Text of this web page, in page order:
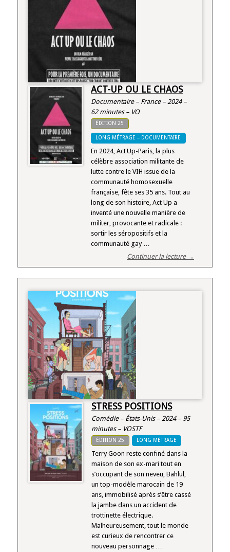
ACT-UP OU LE CHAOS
Documentaire – France – 2024 –
62 minutes – VO
ÉDITION 25
LONG MÉTRAGE – DOCUMENTAIRE
En 2024, Act Up-Paris, la plus
célèbre association militante de
lutte contre le VIH issue de la
communauté homosexuelle
française, fête ses 35 ans. Tout au
long de son histoire, Act Up a
inventé une nouvelle manière de
militer, provocante et radicale :
sortir les séropositifs et la
communauté gay …
Continuer la lecture →
STRESS POSITIONS
Comédie – États-Unis – 2024 – 95
minutes – VOSTF
ÉDITION 25 LONG MÉTRAGE
Terry Goon reste confiné dans la
maison de son ex-mari tout en
s’occupant de son neveu, Bahlul,
un top-modèle marocain de 19
ans, immobilisé après s’être cassé
la jambe dans un accident de
trottinette électrique.
Malheureusement, tout le monde
est curieux de rencontrer ce
nouveau personnage …